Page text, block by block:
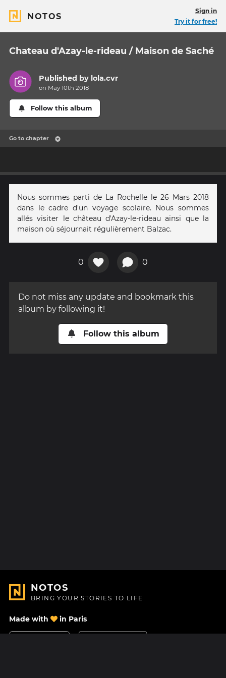
NOTOS
Sign in
Try it for free!
Chateau d'Azay-le-rideau / Maison de Saché
Published by lola.cvr
on May 10th 2018
Follow this album
Go to chapter
Nous sommes parti de La Rochelle le 26 Mars 2018
dans le cadre d'un voyage scolaire. Nous sommes
allés visiter le château d'Azay-le-rideau ainsi que la
maison où séjournait régulièrement Balzac.
0 0
Do not miss any update and bookmark this
album by following it!
Follow this album
NOTOS
BRING YOUR STORIES TO LIFE
Made with in Paris